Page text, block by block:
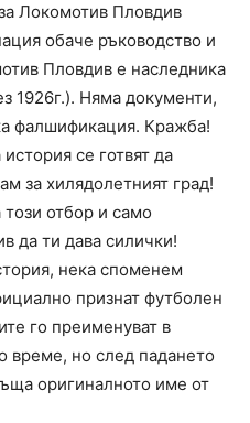
Локомотив Пловдив
обаче ръководство и
Пловдив е наследника
1926г.). Няма документи,
фалшификация. Кражба!
се готвят да
за хилядолетният град!
отбор и само
да ти дава силички!
нека споменем
признат футболен
го преименуват в
време, но след падането
оригиналното име от